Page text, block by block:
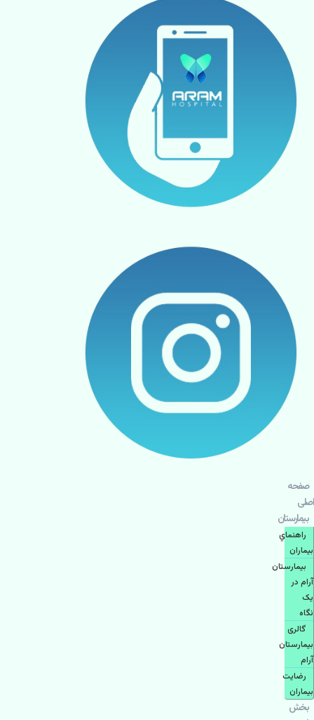
صفحه
اصلی
بيمارستان
راهنماي
بیماران
بیمارستان
آرام در
یک
نگاه
گالری
بیمارستان
آرام
رضایت
بیماران
بخش